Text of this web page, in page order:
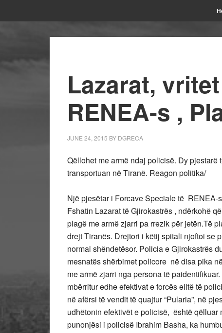
Lazarat,
RENEA-s ,
JUNE 24, 2015 BY DGRECA
Qëllohet me armë ndaj policisë. Dy
transportuan në Tiranë. Reagon politika/
Një pjesëtar i Forcave Speciale të
Fshatin Lazarat të Gjirokastrës , ndërkohë
plagë me armë zjarri pa rrezik për jetën.Të
drejt Tiranës. Drejtori i këtij spitali njoftoi se
normal shëndetësor. Policia e Gjirokastrës
mesnatës shërbimet policore në disa pika
me armë zjarri nga persona të
mbërritur edhe efektivat e forcës elitë të
në afërsi të vendit të quajtur “Pularia”, në
udhëtonin efektivët e policisë, është qëlluar
punonjësi i policisë Ibrahim Basha, ka